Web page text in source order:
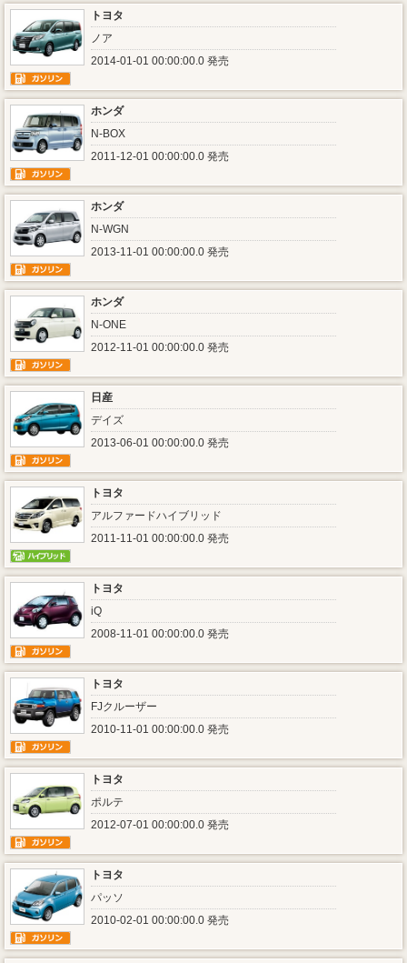
トヨタ
ノア
2014-01-01 00:00:00.0 発売
ホンダ
N-BOX
2011-12-01 00:00:00.0 発売
ホンダ
N-WGN
2013-11-01 00:00:00.0 発売
ホンダ
N-ONE
2012-11-01 00:00:00.0 発売
日産
デイズ
2013-06-01 00:00:00.0 発売
トヨタ
アルファードハイブリッド
2011-11-01 00:00:00.0 発売
トヨタ
iQ
2008-11-01 00:00:00.0 発売
トヨタ
FJクルーザー
2010-11-01 00:00:00.0 発売
トヨタ
ポルテ
2012-07-01 00:00:00.0 発売
トヨタ
パッソ
2010-02-01 00:00:00.0 発売